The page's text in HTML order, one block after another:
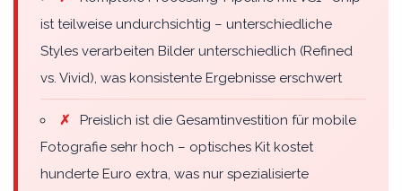
ist teilweise undurchsichtig – unterschiedliche
Styles verarbeiten Bilder unterschiedlich (Refined
vs. Vivid), was konsistente Ergebnisse erschwert
✗
Preislich ist die Gesamtinvestition für mobile
Fotografie sehr hoch – optisches Kit kostet
hunderte Euro extra, was nur spezialisierte